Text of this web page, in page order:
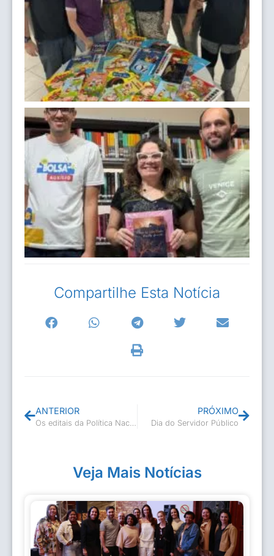
Compartilhe Esta Notícia
ANTERIOR
Os editais da Política Nacional Aldir Blanc já estão no ar!
PRÓXIMO
Dia do Servidor Público
Veja Mais Notícias